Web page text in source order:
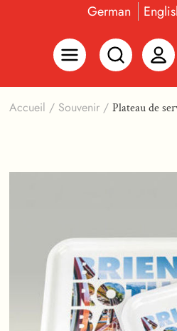
German
Accueil / Souvenir / Plateau de